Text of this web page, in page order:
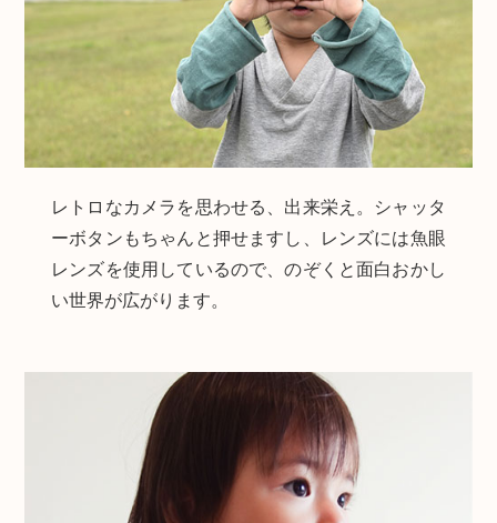
レトロなカメラを思わせる、出来栄え。シャッタ
ーボタンもちゃんと押せますし、レンズには魚眼
レンズを使用しているので、のぞくと面白おかし
い世界が広がります。